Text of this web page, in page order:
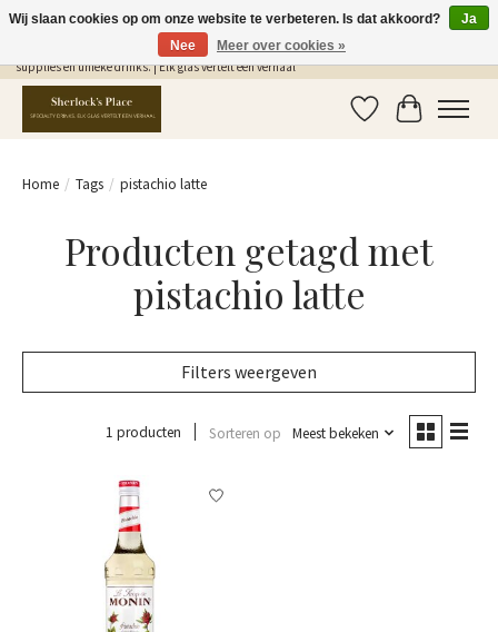
Gratis Verzending in NL vanaf €75,- | Sherlocks Place: dé plek voor MONIN siropen, bar
supplies en unieke drinks. | Elk glas vertelt een verhaal
Verlanglijst
Home / Tags / pistachio latte
Producten getagd met
pistachio latte
Filters weergeven
1 producten Sorteren op Meest bekeken
Wij slaan cookies op om onze website te verbeteren. Is dat akkoord?
Ja
Nee
Meer over cookies »